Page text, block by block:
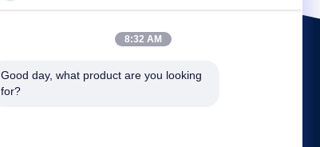
8:32 AM
Good day, what product are you looking
for?